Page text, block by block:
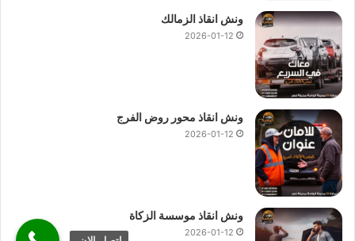
ونش انقاذ الزمالك
2026-01-12
ونش انقاذ محور روض الفرج
2026-01-12
ونش انقاذ موسسة الزكاة
2026-01-12